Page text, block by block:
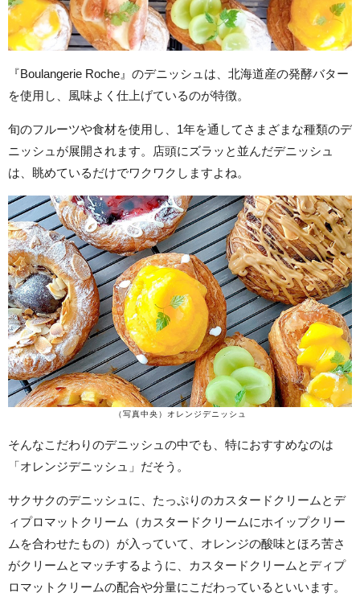
『Boulangerie Roche』のデニッシュは、北海道産の発酵バター
を使用し、風味よく仕上げているのが特徴。
旬のフルーツや食材を使用し、1年を通してさまざまな種類のデ
ニッシュが展開されます。店頭にズラッと並んだデニッシュ
は、眺めているだけでワクワクしますよね。
（写真中央）オレンジデニッシュ
そんなこだわりのデニッシュの中でも、特におすすめなのは
「オレンジデニッシュ」だそう。
サクサクのデニッシュに、たっぷりのカスタードクリームとデ
ィプロマットクリーム（カスタードクリームにホイップクリー
ムを合わせたもの）が入っていて、オレンジの酸味とほろ苦さ
がクリームとマッチするように、カスタードクリームとディプ
ロマットクリームの配合や分量にこだわっているといいます。